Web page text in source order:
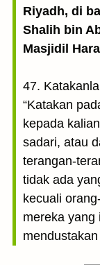
Riyadh, di
Shalih bin
Masjidil
47.
“Katakan
kepada
sadari, atau
terangan-
tidak ada
kecuali
mereka yang